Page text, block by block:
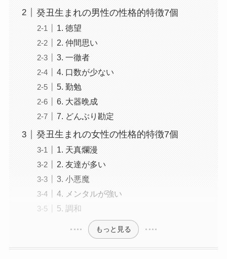
癸丑生まれの男性の性格的特徴7個
1. 徳望
2. 仲間思い
3. 一徹者
4. 口数が少ない
5. 勤勉
6. 大器晩成
7. どんぶり勘定
癸丑生まれの女性の性格的特徴7個
1. 天真爛漫
2. 友達が多い
3. 小悪魔
4. メンタルが強い
5. 調和
もっと見る